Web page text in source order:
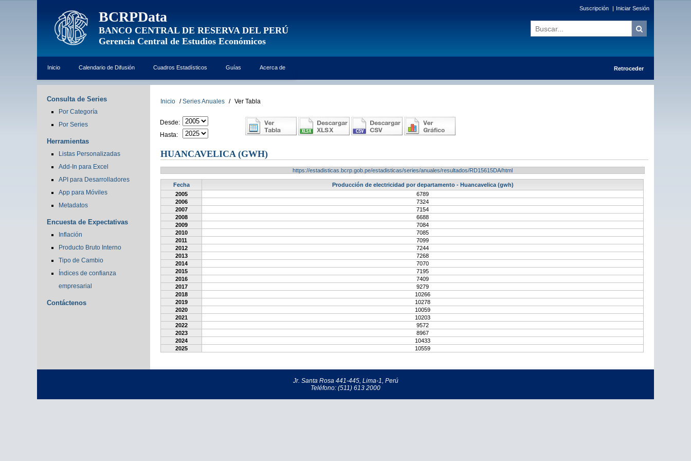
BCRPData
BANCO CENTRAL DE RESERVA DEL PERÚ
Gerencia Central de Estudios Económicos
Suscripción | Iniciar Sesión
Inicio Calendario de Difusión Cuadros Estadísticos Guías Acerca de Retroceder
Consulta de Series
Por Categoría
Por Series
Herramientas
Listas Personalizadas
Add-In para Excel
API para Desarrolladores
App para Móviles
Metadatos
Encuesta de Expectativas
Inflación
Producto Bruto Interno
Tipo de Cambio
Índices de confianza
empresarial
Contáctenos
Inicio / Series Anuales / Ver Tabla
Desde:
Hasta:
HUANCAVELICA (GWH)
https://estadisticas.bcrp.gob.pe/estadisticas/series/anuales/resultados/RD15615DA/html
Fecha
Producción de electricidad por departamento - Huancavelica (gwh)
2005
6789
2006
7324
2007
7154
2008
6688
2009
7084
2010
7085
2011
7099
2012
7244
2013
7268
2014
7070
2015
7195
2016
7409
2017
9279
2018
10266
2019
10278
2020
10059
2021
10203
2022
9572
2023
8967
2024
10433
2025
10559
Jr. Santa Rosa 441-445, Lima-1, Perú
Teléfono: (511) 613 2000